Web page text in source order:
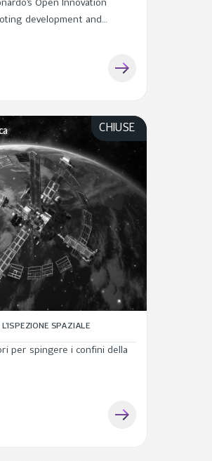
Open Innovation
development and
SPAZIALE
per spingere i confini della
CHIUSE